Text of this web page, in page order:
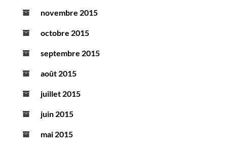
novembre 2015
octobre 2015
septembre 2015
août 2015
juillet 2015
juin 2015
mai 2015